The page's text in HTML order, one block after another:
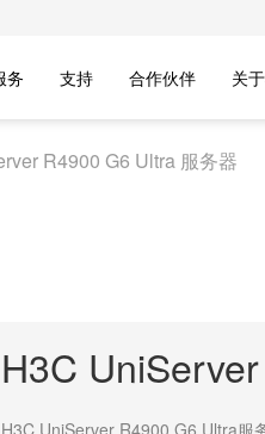
务 支持 合作伙伴 关
R4900 G6 Ultra 服务器
H3C
H3C UniServer R4900 G6 Ultra服